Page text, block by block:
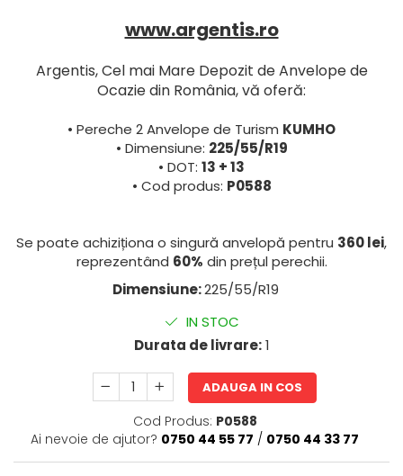
www.argentis.ro
Argentis, Cel mai Mare Depozit de Anvelope de
Ocazie din România, vă oferă:
• Pereche 2 Anvelope de Turism KUMHO
• Dimensiune: 225/55/R19
• DOT: 13 + 13
• Cod produs: P0588
Se poate achiziționa o singură anvelopă pentru 360 lei,
reprezentând 60% din prețul perechii.
Dimensiune:225/55/R19
IN STOC
Durata de livrare:1
ADAUGA IN COS
Cod Produs: P0588
Ai nevoie de ajutor? 0750 44 55 77 / 0750 44 33 77